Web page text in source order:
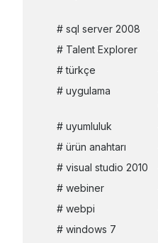
sql server 2008
Talent Explorer
türkçe
uygulama
uyumluluk
ürün anahtarı
visual studio 2010
webiner
webpi
windows 7